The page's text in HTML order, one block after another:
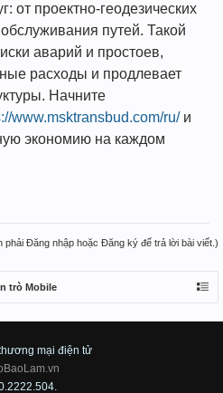
от проектно-геодезических
путей. Такой
аварий и простоев,
расходы и продлевает
Начните
www.msktransbud.com/ru/и
экономию на каждом
phải Đăng nhập hoặc Đăng ký để trả lời bài viết.)
trò Mobile
mại điện tử